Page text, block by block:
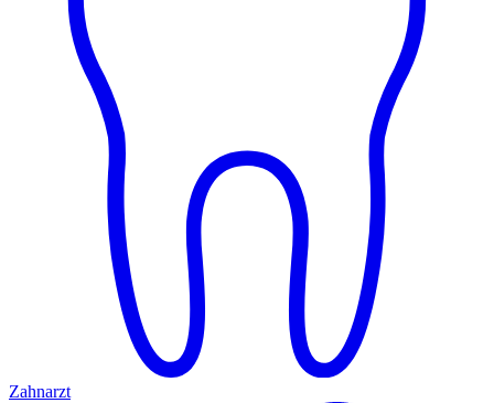
Zahnarzt